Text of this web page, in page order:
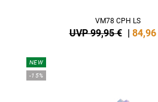
VM78 CPH LS
UVP 99,95 € | 84,96
NEW
-15%